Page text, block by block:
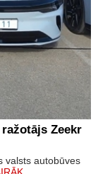
Zeekr
valsts autobūves